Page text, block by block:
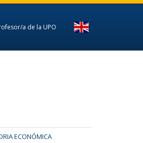
a de la UPO
ECONÓMICA